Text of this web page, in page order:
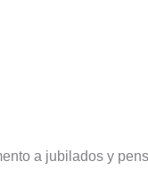
a jubilados y